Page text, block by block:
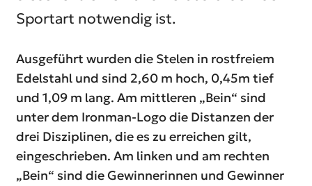
Sportart notwendig ist.
Ausgeführt wurden die Stelen in rostfreiem
Edelstahl und sind 2,60 m hoch, 0,45m tief
und 1,09 m lang. Am mittleren „Bein“ sind
unter dem Ironman-Logo die Distanzen der
drei Disziplinen, die es zu erreichen gilt,
eingeschrieben. Am linken und am rechten
„Bein“ sind die Gewinnerinnen und Gewinner